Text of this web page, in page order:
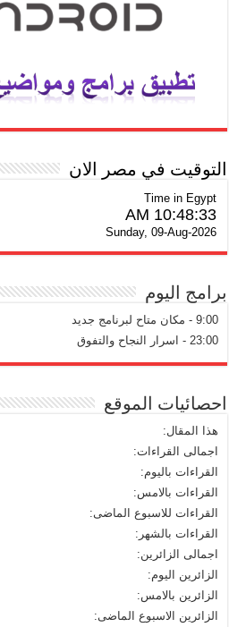
التوقيت في مصر الان
Time in Egypt
10:48:34 AM
Sunday, 09-Aug-2026
برامج اليوم
9:00 - مكان متاح لبرنامج جديد
23:00 - اسرار النجاح والتفوق
احصائيات الموقع
هذا المقال:
اجمالى القراءات:
القراءات باليوم:
القراءات بالامس:
القراءات للاسبوع الماضى:
القراءات بالشهر:
اجمالى الزائرين:
الزائرين اليوم:
الزائرين بالامس:
الزائرين الاسبوع الماضى: